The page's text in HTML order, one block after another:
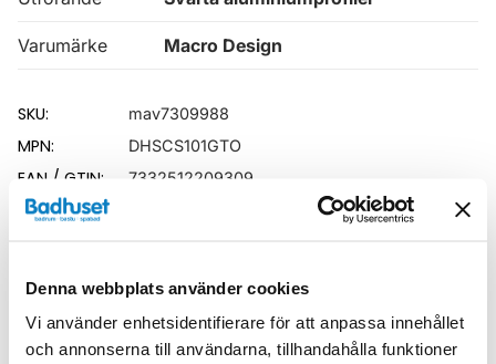
Denna webbplats använder cookies
Vi använder enhetsidentifierare för att anpassa innehållet
och annonserna till användarna, tillhandahålla funktioner
Varumärke Macro Design
SKU: mav7309988
MPN: DHSCS101GTO
EAN / GTIN: 7332512209309
Duschar /Duschhörna
Duschar